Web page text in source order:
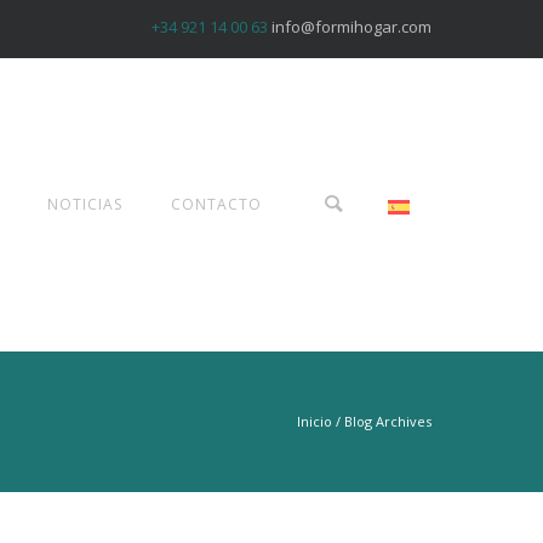
+34 921 14 00 63 info@formihogar.com
NOTICIAS CONTACTO
Inicio / Blog Archives